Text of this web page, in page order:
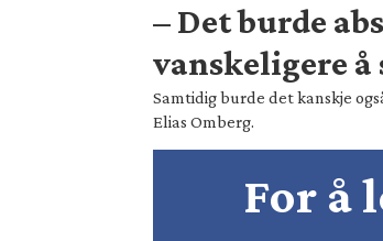
– Det burde
vanskeligere å
Samtidig burde det kanskje
Elias Omberg.
For å